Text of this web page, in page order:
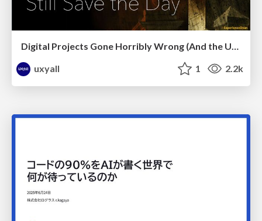
Digital Projects Gone Horribly Wrong (And the UX Pros Who Still Save the Day) - Dean Schuster
uxyall
1 2.2k